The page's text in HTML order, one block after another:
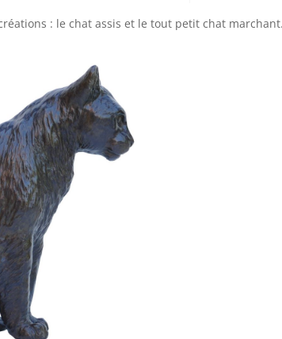
: le chat assis et le tout petit chat